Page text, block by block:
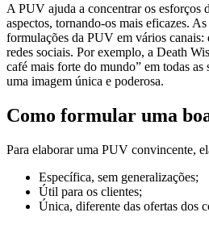
A PUV ajuda a concentrar os esforços
aspectos, tornando-os mais eficazes.
formulações da PUV em vários canais:
redes sociais. Por exemplo, a Death
café mais forte do mundo” em todas as
uma imagem única e poderosa.
Como formular uma
Para elaborar uma PUV convincente,
Específica, sem generalizações;
Útil para os clientes;
Única, diferente das ofertas dos